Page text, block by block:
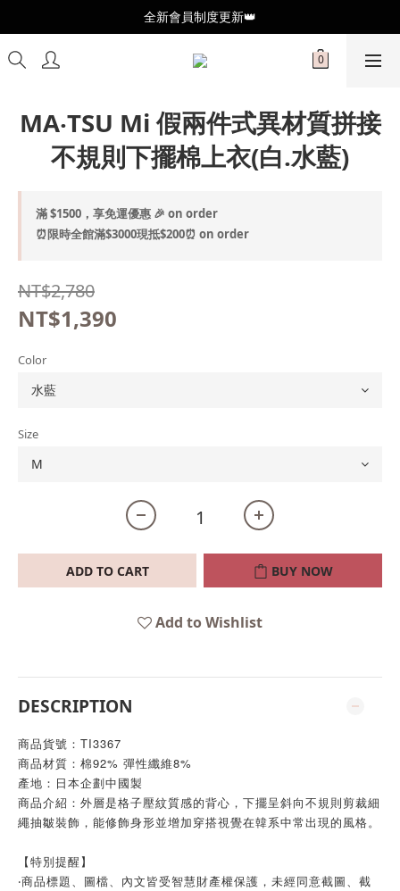
全新會員制度更新👑
全新會員制度更新👑
加入官方LINE🥰最新優惠資訊不錯過
MA‧TSU Mi 假兩件式異材質拼接
不規則下擺棉上衣(白.水藍)
滿 $1500，享免運優惠 🎉 on order
⏰限時全館滿$3000現抵$200⏰ on order
NT$2,780
NT$1,390
Color
Size
ADD TO CART BUY NOW
Add to Wishlist
DESCRIPTION
商品貨號：TI3367
商品材質：棉92% 彈性纖維8%
產地：日本企劃中國製
商品介紹：外層是格子壓紋質感的背心，下擺呈斜向不規則剪裁細
繩抽皺裝飾，能修飾身形並增加穿搭視覺在韓系中常出現的風格。
【特別提醒】
‧商品標題、圖檔、內文皆受智慧財產權保護，未經同意截圖、截